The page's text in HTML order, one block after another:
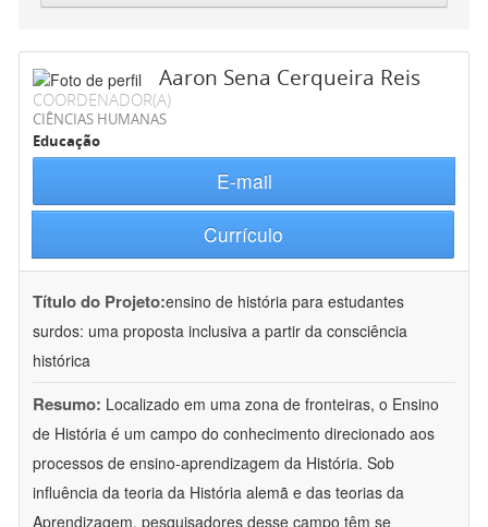
Aaron Sena Cerqueira Reis
COORDENADOR(A)
CIÊNCIAS HUMANAS
Educação
E-mail
Currículo
Título do Projeto:ensino de história para estudantes
surdos: uma proposta inclusiva a partir da consciência
histórica
Resumo: Localizado em uma zona de fronteiras, o Ensino
de História é um campo do conhecimento direcionado aos
processos de ensino-aprendizagem da História. Sob
influência da teoria da História alemã e das teorias da
Aprendizagem, pesquisadores desse campo têm se